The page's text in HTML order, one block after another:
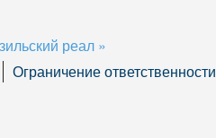
реал »
Ограничение ответственности